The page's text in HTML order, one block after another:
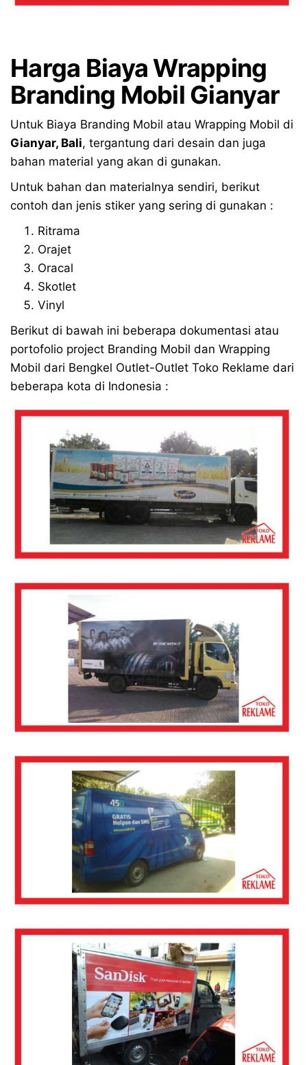
Harga Biaya Wrapping
Branding Mobil Gianyar
Untuk Biaya Branding Mobil atau Wrapping Mobil di
Gianyar, Bali, tergantung dari desain dan juga
bahan material yang akan di gunakan.
Untuk bahan dan materialnya sendiri, berikut
contoh dan jenis stiker yang sering di gunakan :
Ritrama
Orajet
Oracal
Skotlet
Vinyl
Berikut di bawah ini beberapa dokumentasi atau
portofolio project Branding Mobil dan Wrapping
Mobil dari Bengkel Outlet-Outlet Toko Reklame dari
beberapa kota di Indonesia :